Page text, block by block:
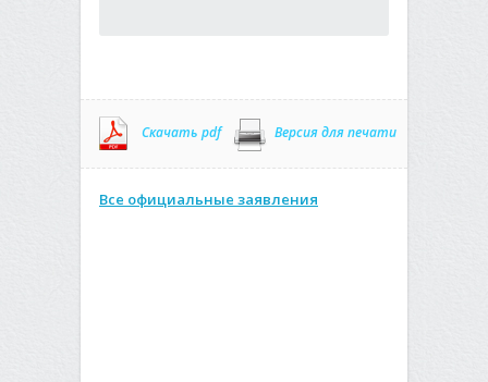
Скачать pdf Версия для печати
Все официальные заявления